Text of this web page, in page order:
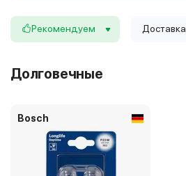
Рекомендуем Доставка
Долговечные
Bosch